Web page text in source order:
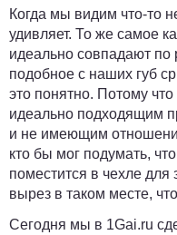
Когда мы видим что-то
удивляет. То же самое
идеально совпадают по
подобное с наших губ
это понятно. Потому
идеально подходящим
и не имеющим
кто бы мог подумать,
поместится в чехле для
вырез в таком месте,
Сегодня мы в 1Gai.ru